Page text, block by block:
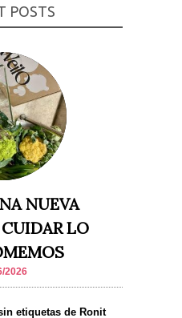
POSTS
NUEVA
LO
2026
etiquetas de Ronit